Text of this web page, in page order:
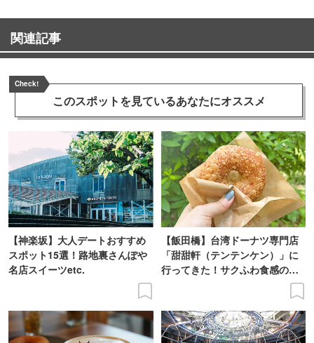
関連記事
Check!
このスポットを見ているあなたにオススメ
【神楽坂】大人デートおすすめ
スポット15選！路地裏さんぽや
名店スイーツetc.
【飯田橋】台湾ドーナツ専門店
「甜甜軒（テンテンケン）」に
行ってきた！サクふわ食感のド